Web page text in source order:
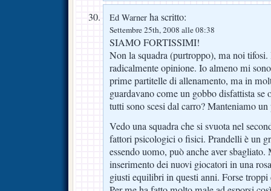
Ed Warner ha scritto:
Settembre 25th, 2008 alle 08:38
SIAMO FORTISSIMI!
Non la squadra (purtroppo), ma noi
radicalmente opinione. Io almeno mi
prime partitelle di allenamento, ma in
guardavano come un gobbo disfattista
tutti sono scesi dal carro? Manteniamo
Vedo una squadra che si svuota nel
fattori psicologici o fisici. Prandelli è un
essendo uomo, può anche aver
inserimento dei nuovi giocatori in una
giusti equilibri in questi anni. Forse